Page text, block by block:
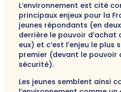
L’environnement est cité
principaux enjeux pour la
jeunes répondants (en
derrière le pouvoir d’achat
eux) et c’est l’enjeu le plus
premier (devant le pouvoir
sécurité).
Les jeunes semblent ainsi